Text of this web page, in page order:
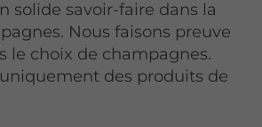
solide savoir-faire dans la
Nous faisons preuve
le choix de champagnes.
des produits de